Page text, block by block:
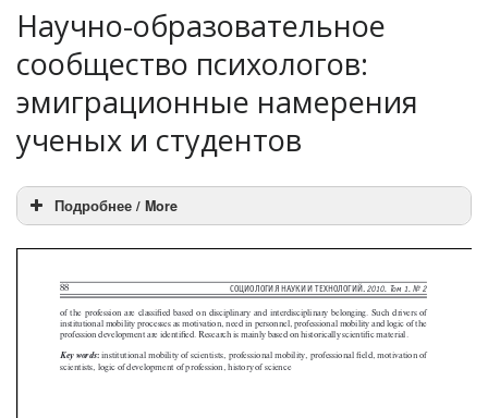
Научно-образовательное
сообщество психологов:
эмиграционные намерения
ученых и студентов
Подробнее / More